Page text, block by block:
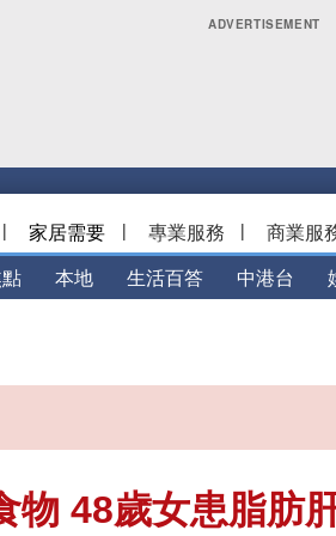
| 家居需要 | 專業服務 | 商業服
本地 生活百答 中港台
物 48歲女患脂肪